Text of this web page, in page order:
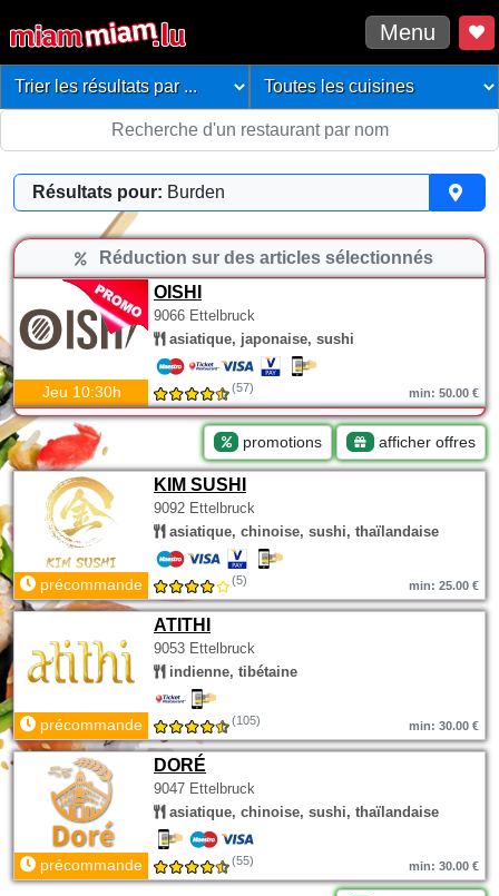
Menu
Résultats pour: Burden
Réduction sur des articles sélectionnés
OISHI
9066 Ettelbruck
asiatique, japonaise, sushi
Jeu 10:30h (57) min: 50.00 €
promotions afficher offres
KIM SUSHI
9092 Ettelbruck
asiatique, chinoise, sushi, thaïlandaise
précommande (5) min: 25.00 €
ATITHI
9053 Ettelbruck
indienne, tibétaine
précommande (105) min: 30.00 €
DORÉ
9047 Ettelbruck
asiatique, chinoise, sushi, thaïlandaise
précommande (55) min: 30.00 €